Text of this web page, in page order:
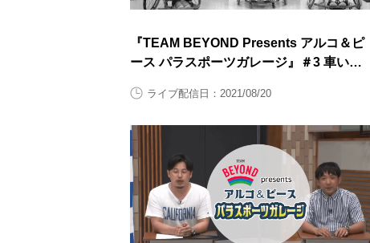
『TEAM BEYOND Presents アルコ＆ピ
ース パラスポーツガレージ』＃3 車いす
ライブ配信日：2021/08/20